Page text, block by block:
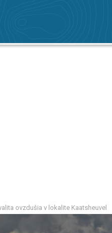
ovzdušia v lokalite Kaatsheuvel